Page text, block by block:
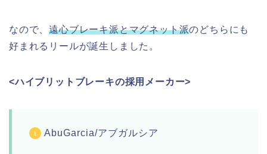
なので、遠心ブレーキ派とマグネット派のどちらにも
好まれるリールが誕生しました。
<ハイブリットブレーキの採用メーカー>
AbuGarcia/アブガルシア